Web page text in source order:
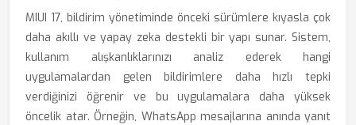
MIUI 17, bildirim yönetiminde önceki sürümlere kıyasla çok
daha akıllı ve yapay zeka destekli bir yapı sunar. Sistem,
kullanım alışkanlıklarınızı analiz ederek hangi
uygulamalardan gelen bildirimlere daha hızlı tepki
verdiğinizi öğrenir ve bu uygulamalara daha yüksek
öncelik atar. Örneğin, WhatsApp mesajlarına anında yanıt